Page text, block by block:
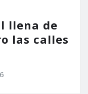
llena de
las calles